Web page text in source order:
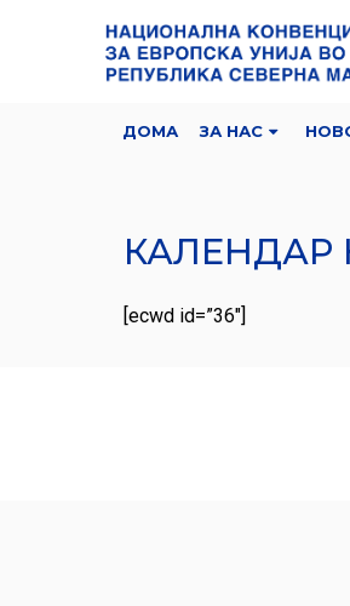
ДОМА ЗА НАС
КАЛЕНДАР
[ecwd id=”36″]